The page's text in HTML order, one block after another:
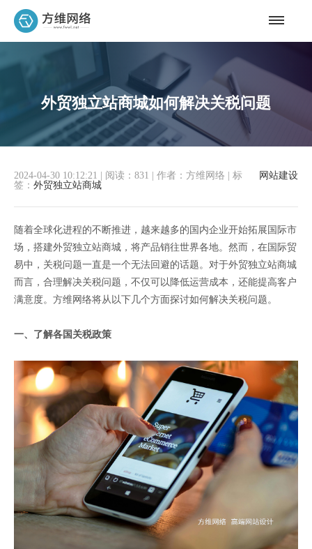
外贸独立站商城如何解决关税问题
网站建设
2024-04-30 10:12:21 阅读：831 作者：方维网络
标
签： 外贸独立站商城
随着全球化进程的不断推进，越来越多的国内企业开始拓展国际市
场，搭建外贸独立站商城，将产品销往世界各地。然而，在国际贸
易中，关税问题一直是一个无法回避的话题。对于外贸独立站商城
而言，合理解决关税问题，不仅可以降低运营成本，还能提高客户
满意度。方维网络将从以下几个方面探讨如何解决关税问题。
一、了解各国关税政策